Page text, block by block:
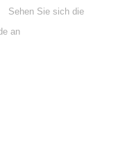
Sehen Sie sich die
an